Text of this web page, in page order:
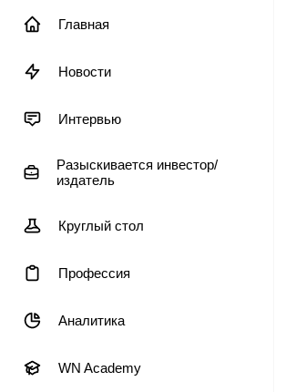
Главная
Новости
Интервью
Разыскивается инвестор/
издатель
Круглый стол
Профессия
Аналитика
WN Academy